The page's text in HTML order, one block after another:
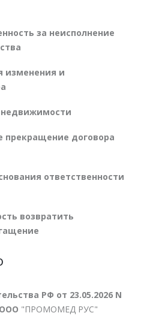
за неисполнение
изменения и
недвижимости
прекращение договора
ответственности
возвратить
РФ от 23.05.2026 N
"ПРОМОМЕД РУС"